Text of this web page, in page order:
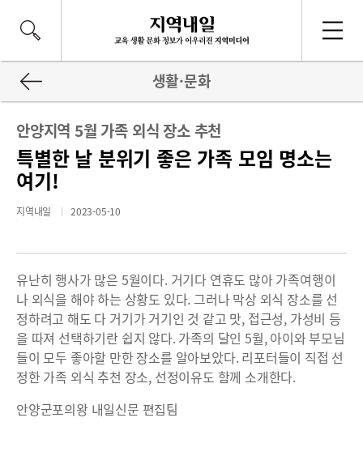
생활·문화
안양지역 5월 가족 외식 장소 추천
특별한 날 분위기 좋은 가족 모임 명소는
여기!
지역내일 2023-05-10
유난히 행사가 많은 5월이다. 거기다 연휴도 많아 가족여행이
나 외식을 해야 하는 상황도 있다. 그러나 막상 외식 장소를 선
정하려고 해도 다 거기가 거기인 것 같고 맛, 접근성, 가성비 등
을 따져 선택하기란 쉽지 않다. 가족의 달인 5월, 아이와 부모님
들이 모두 좋아할 만한 장소를 알아보았다. 리포터들이 직접 선
정한 가족 외식 추천 장소, 선정이유도 함께 소개한다.
안양군포의왕 내일신문 편집팀